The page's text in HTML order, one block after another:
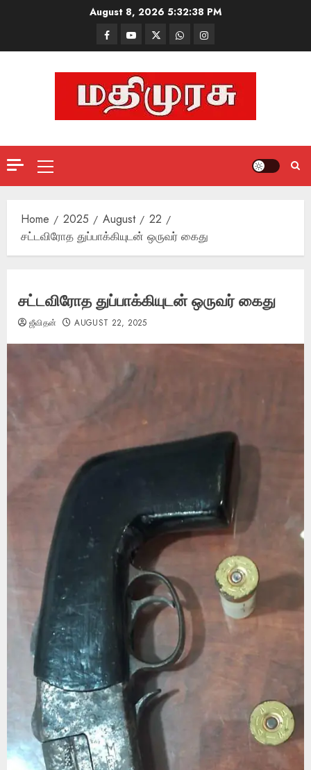
August 8, 2026 5:32:40 PM
FacebookMathemurasu
TV
TwitterWhatsAppInstagram
Primary
Menu
Home 2025 August
22
சட்டவிரோத துப்பாக்கியுடன் ஒருவர் கைது
சட்டவிரோத துப்பாக்கியுடன் ஒருவர் கைது
ஜீவிதன் AUGUST 22, 2025